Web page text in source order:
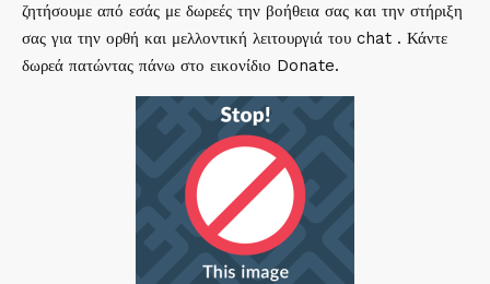
ζητήσουμε από εσάς με δωρεές την βοήθεια σας και την στήριξη
σας για την ορθή και μελλοντική λειτουργιά του chat . Κάντε
δωρεά πατώντας πάνω στο εικονίδιο Donate.